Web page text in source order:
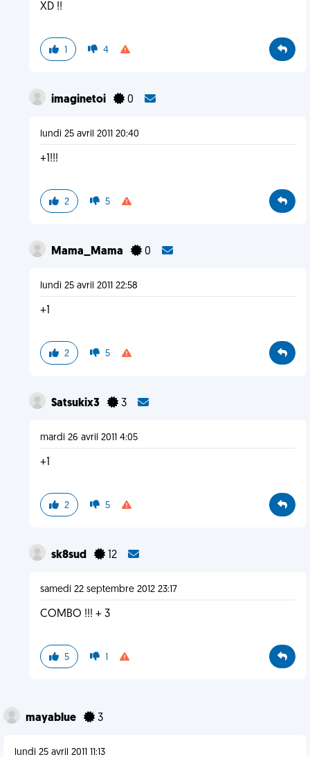
XD !!
1 4
imaginetoi 0
lundi 25 avril 2011 20:40
+1!!!
2 5
Mama_Mama 0
lundi 25 avril 2011 22:58
+1
2 5
Satsukix3 3
mardi 26 avril 2011 4:05
+1
2 5
sk8sud 12
samedi 22 septembre 2012 23:17
COMBO !!! + 3
5 1
mayablue 3
lundi 25 avril 2011 11:13